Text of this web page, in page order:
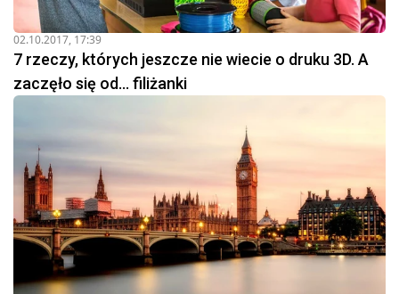
02.10.2017, 17:39
7 rzeczy, których jeszcze nie wiecie o druku 3D. A
zaczęło się od... filiżanki